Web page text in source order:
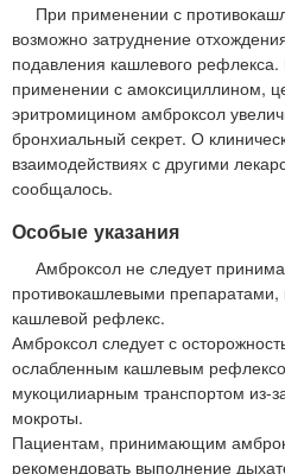
При применении с
возможно затруднение
подавления кашлевого
применении с амоксициллином,
эритромицином амброксол
бронхиальный секрет. О
взаимодействиях с другими
сообщалось.
Особые указания
Амброксол не следует
противокашлевыми препаратами,
кашлевой рефлекс.
Амброксол следует с
ослабленным кашлевым
мукоцилиарным транспортом из-
мокроты.
Пациентам, принимающим
рекомендовать выполнение